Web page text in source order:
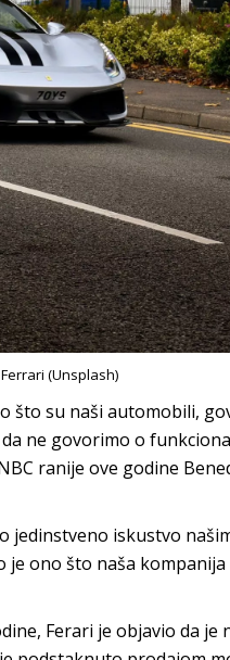
(Unsplash)
što su naši automobili,
ne govorimo o
ranije ove godine
jedinstveno iskustvo
ono što naša kompanija
Ferari je objavio da je